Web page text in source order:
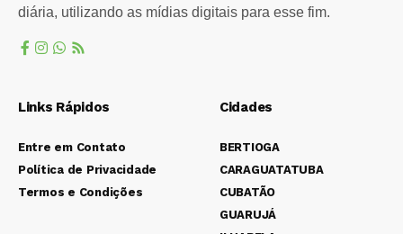
diária, utilizando as mídias digitais para esse fim.
Links Rápidos
Entre em Contato
Política de Privacidade
Termos e Condições
Cidades
BERTIOGA
CARAGUATATUBA
CUBATÃO
GUARUJÁ